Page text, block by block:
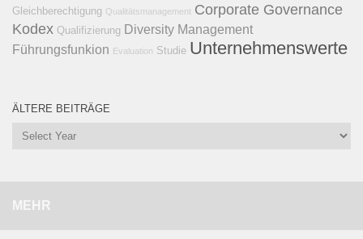
Gleichberechtigung Qualitätsmanagement Corporate Governance
Kodex Qualifizierung Diversity Management
Führungsfunkion Evaluation Studie Unternehmenswerte
ÄLTERE BEITRÄGE
MEHR